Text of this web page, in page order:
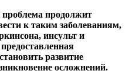
проблема продолжит
к таким заболеваниям,
инсульт и
развитие
осложнений.